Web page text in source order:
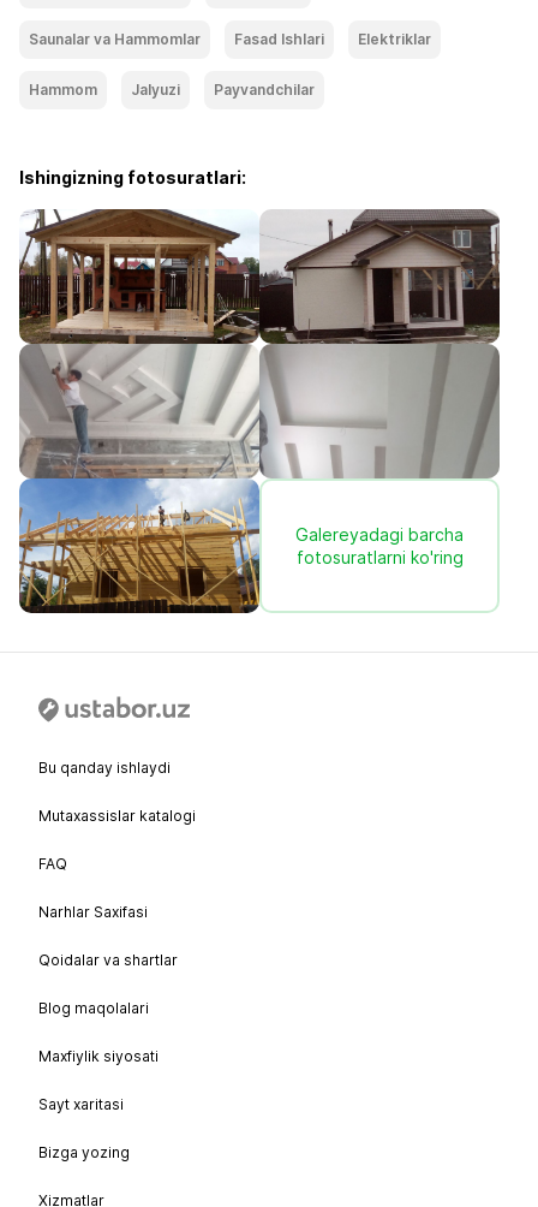
Saunalar va Hammomlar Fasad Ishlari Elektriklar
Hammom Jalyuzi Payvandchilar
Ishingizning fotosuratlari:
Galereyadagi barcha
fotosuratlarni ko'ring
Bu qanday ishlaydi
Mutaxassislar katalogi
FAQ
Narhlar Saxifasi
Qoidalar va shartlar
Blog maqolalari
Maxfiylik siyosati
Sayt xaritasi
Bizga yozing
Xizmatlar